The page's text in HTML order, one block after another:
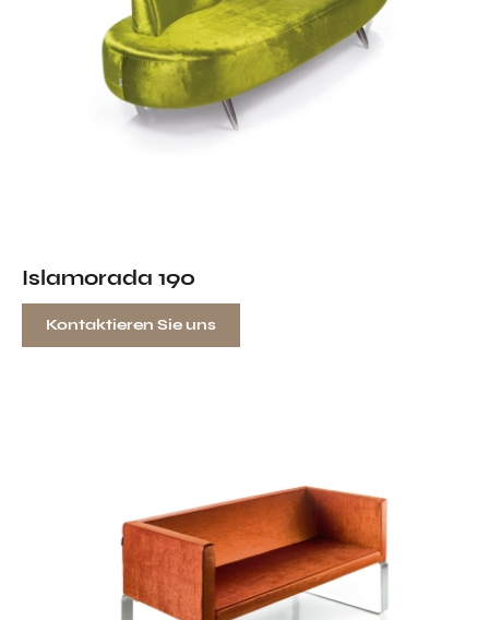
Islamorada 190
Kontaktieren Sie uns